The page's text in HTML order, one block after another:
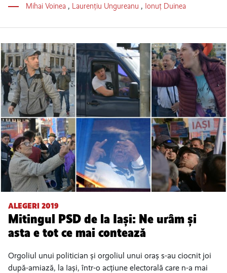
Mihai Voinea , Laurențiu Ungureanu , Ionuț Duinea
ALEGERI 2019
Mitingul PSD de la Iași: Ne urâm și
asta e tot ce mai contează
Orgoliul unui politician și orgoliul unui oraș s-au ciocnit joi
după-amiază, la Iași, într-o acțiune electorală care n-a mai